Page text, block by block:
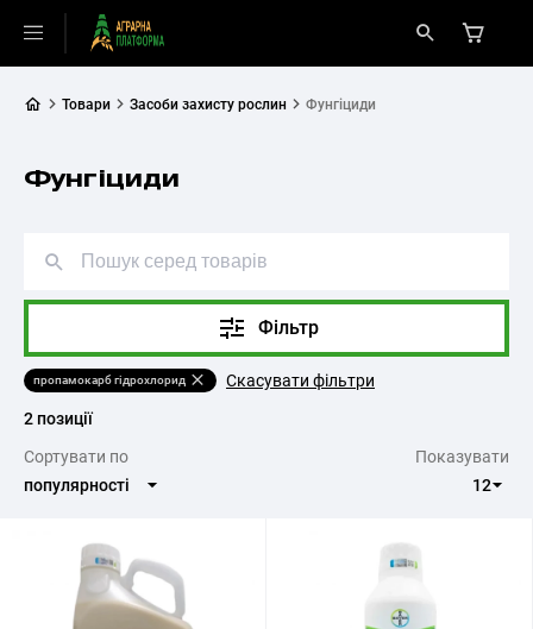
Товари Засоби захисту рослин Фунгіциди
Фунгіциди
пропамокарб гідрохлорид Скасувати фільтри
Фільтр
2 позиції
Cортувати по
Показувати